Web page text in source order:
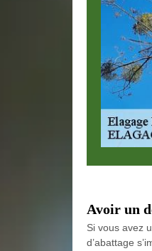
Avoir un
Si vous avez
d’abattage